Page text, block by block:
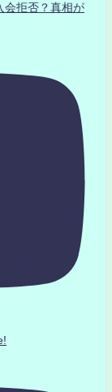
拒否？真相が